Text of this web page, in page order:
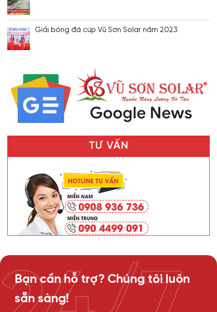
Giải bóng đá cúp Vũ Sơn Solar năm 2023
TƯ VẤN
Bạn cần hỗ trợ? Chúng tôi luôn
sẵn sàng!